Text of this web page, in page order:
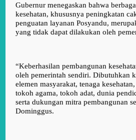
Gubernur menegaskan bahwa
kesehatan, khususnya peningkatan
penguatan layanan Posyandu,
yang tidak dapat dilakukan oleh
“Keberhasilan pembangunan
oleh pemerintah sendiri. Dibutuhkan
elemen masyarakat, tenaga
tokoh agama, tokoh adat, dunia
serta dukungan mitra pembangunan
Dominggus.